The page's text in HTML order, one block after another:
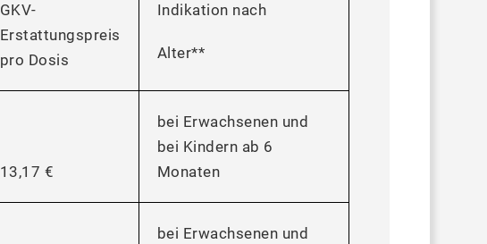
GKV-
Erstattungspreis
pro Dosis
Indikation nach
Alter**
13,17 €
bei Erwachsenen und
bei Kindern ab 6
Monaten
bei Erwachsenen und